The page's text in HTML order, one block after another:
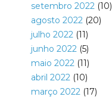
setembro 2022(10)
agosto 2022(20)
julho 2022(11)
junho 2022(5)
maio 2022(11)
abril 2022(10)
março 2022(17)